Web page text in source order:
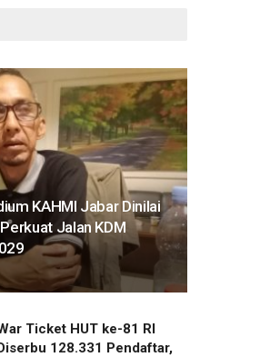
KAHMI Jabar Dinilai
Jalan KDM
Ticket HUT ke-81 RI
128.331 Pendaftar,